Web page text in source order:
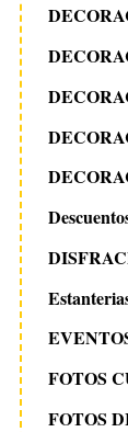
FOTOS
FOTOS